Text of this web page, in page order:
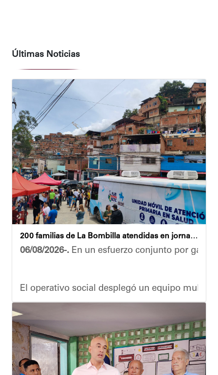
Últimas Noticias
200 familias de La Bombilla atendidas en jornada integral
06/08/2026-. En un esfuerzo conjunto por
El operativo social desplegó un equipo
Durante la actividad, los asistentes contaron
Eudicis Viva, habitante de la comunidad y